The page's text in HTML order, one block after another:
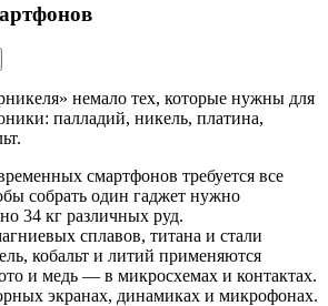
немало тех, которые нужны для
палладий, никель, платина,
смартфонов требуется все
собрать один гаджет нужно
34 кг различных руд.
сплавов, титана и стали
кобальт и литий применяются
и медь — в микросхемах и контактах.
экранах, динамиках и микрофонах.